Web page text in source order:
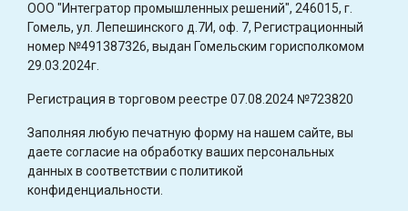
OOO "Интегратор промышленных решений", 246015, г.
Гомель, ул. Лепешинского д.7И, оф. 7, Регистрационный
номер №491387326, выдан Гомельским горисполкомом
29.03.2024г.
Регистрация в торговом реестре 07.08.2024 №723820
Заполняя любую печатную форму на нашем сайте, вы
даете согласие на обработку ваших персональных
данных в соответствии с политикой
конфиденциальности.